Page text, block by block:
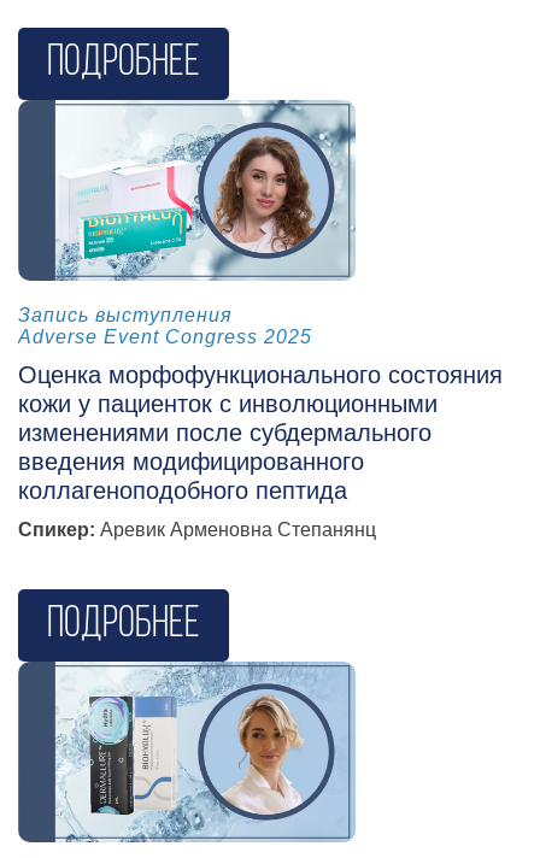
Подробнее
косметология
Запись выступления
Adverse Event Congress 2025
Оценка морфофункционального состояния
кожи у пациенток с инволюционными
изменениями после субдермального
введения модифицированного
коллагеноподобного пептида
Спикер: Аревик Арменовна Степанянц
Подробнее